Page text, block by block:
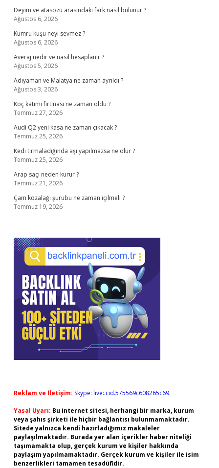
Deyim ve atasözü arasındaki fark nasıl bulunur ?
Ağustos 6, 2026
Kumru kuşu neyi sevmez ?
Ağustos 6, 2026
Averaj nedir ve nasıl hesaplanır ?
Ağustos 5, 2026
Adıyaman ve Malatya ne zaman ayrıldı ?
Ağustos 3, 2026
Koç katımı fırtınası ne zaman oldu ?
Temmuz 27, 2026
Audi Q2 yeni kasa ne zaman çıkacak ?
Temmuz 25, 2026
Kedi tırmaladığında aşı yapılmazsa ne olur ?
Temmuz 25, 2026
Arap saçı neden kurur ?
Temmuz 21, 2026
Çam kozalağı şurubu ne zaman içilmeli ?
Temmuz 19, 2026
Reklam ve İletişim: Skype: live:.cid.575569c608265c69
Yasal Uyarı: Bu internet sitesi, herhangi bir marka, kurum
veya şahıs şirketi ile hiçbir bağlantısı bulunmamaktadır.
Sitede yalnızca kendi hazırladığımız makaleler
paylaşılmaktadır. Burada yer alan içerikler haber niteliği
taşımamakta olup, gerçek kurum ve kişiler hakkında
paylaşım yapılmamaktadır. Gerçek kurum ve kişiler ile isim
benzerlikleri tamamen tesadüfidir.